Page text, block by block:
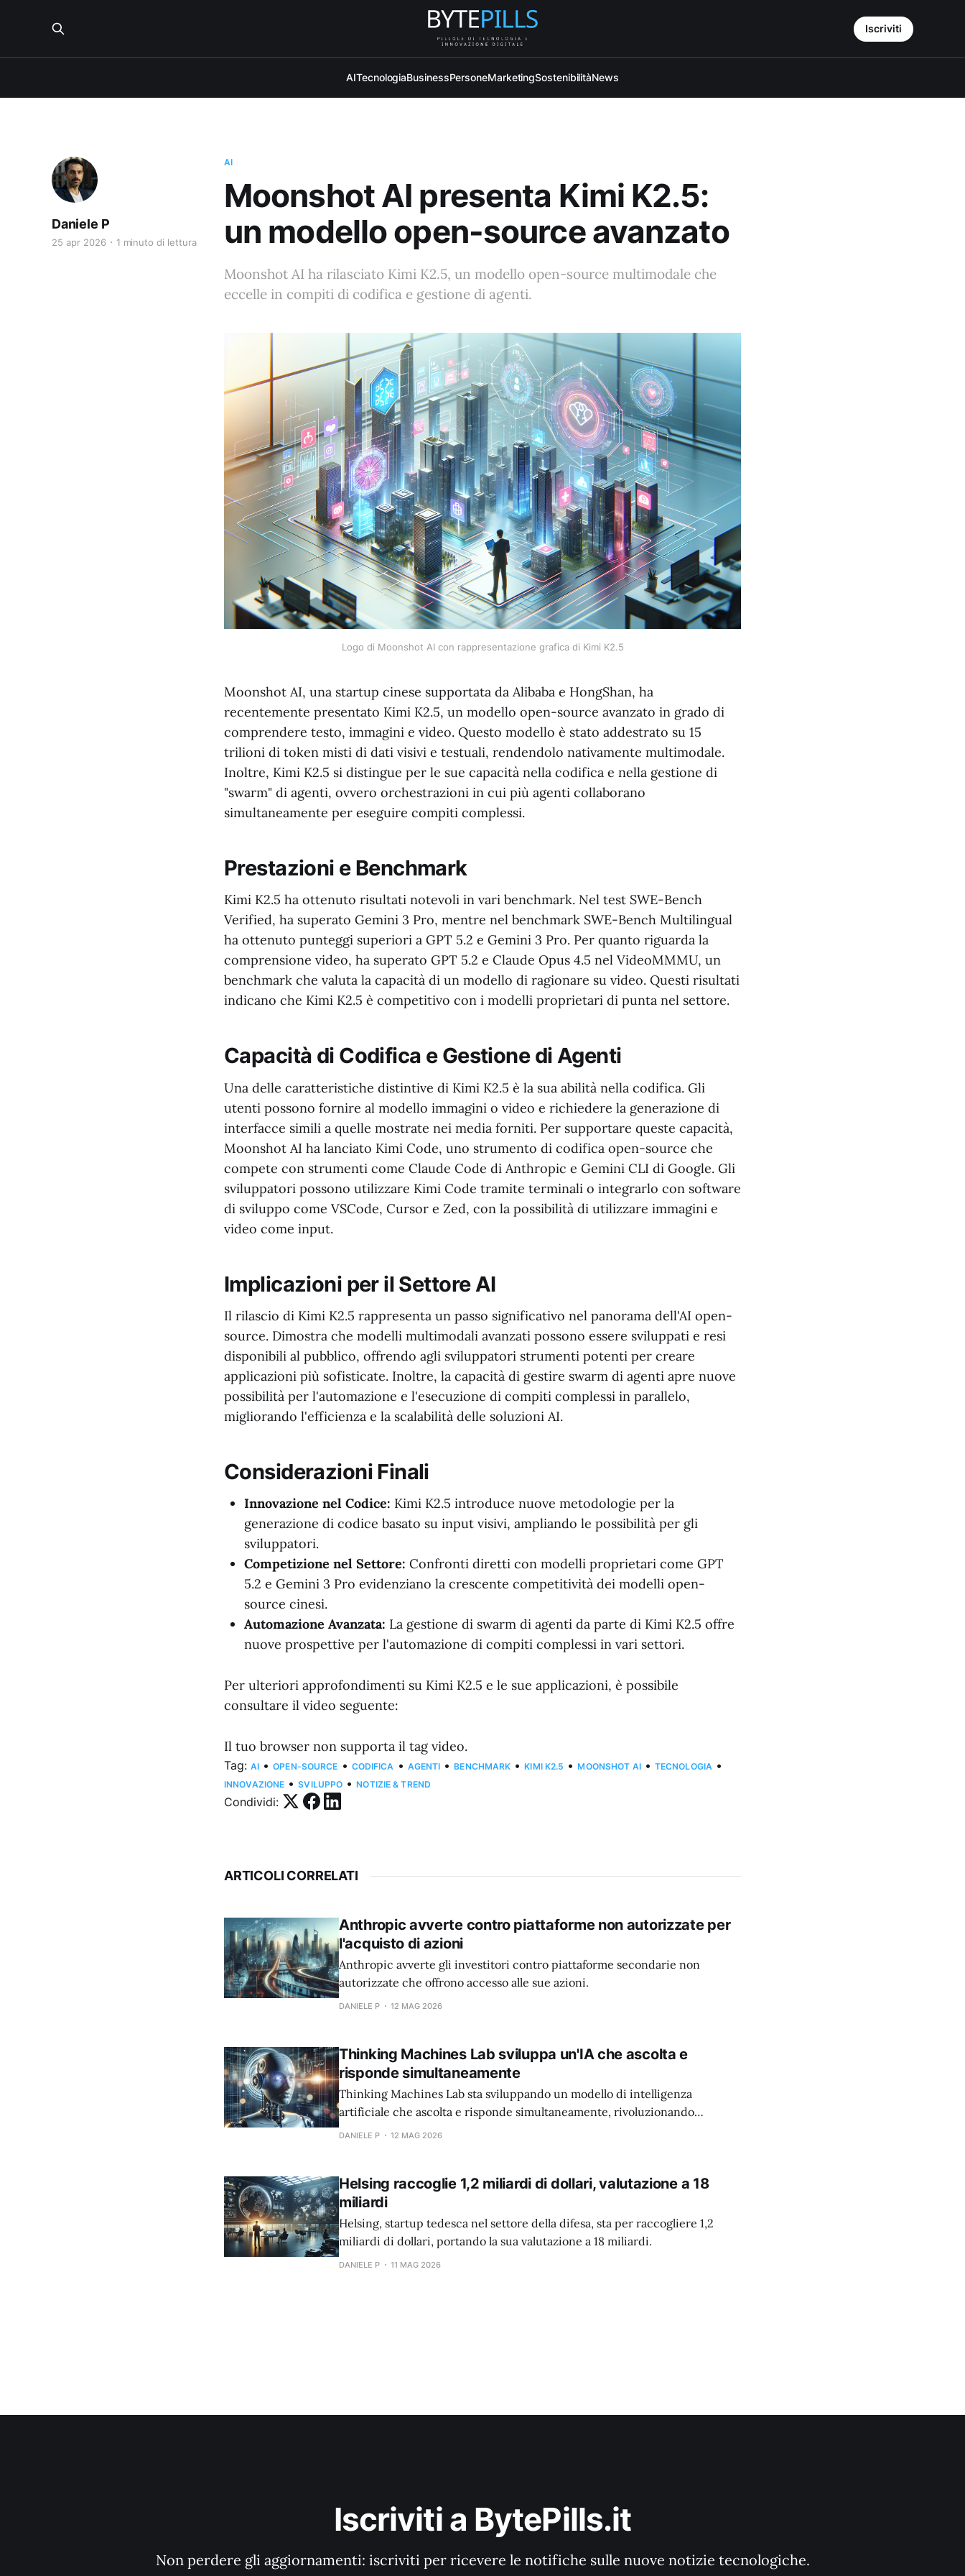
AITecnologiaBusinessPersoneMarketingSostenibilitàNews
Iscriviti
AI
Moonshot AI presenta Kimi K2.5:
un modello open-source avanzato
Moonshot AI ha rilasciato Kimi K2.5, un modello open-source multimodale che
eccelle in compiti di codifica e gestione di agenti.
Daniele P
25 apr 2026 1 minuto di lettura
Logo di Moonshot AI con rappresentazione grafica di Kimi K2.5
Moonshot AI, una startup cinese supportata da Alibaba e HongShan, ha
recentemente presentato Kimi K2.5, un modello open-source avanzato in grado di
comprendere testo, immagini e video. Questo modello è stato addestrato su 15
trilioni di token misti di dati visivi e testuali, rendendolo nativamente multimodale.
Inoltre, Kimi K2.5 si distingue per le sue capacità nella codifica e nella gestione di
"swarm" di agenti, ovvero orchestrazioni in cui più agenti collaborano
simultaneamente per eseguire compiti complessi.
Prestazioni e Benchmark
Kimi K2.5 ha ottenuto risultati notevoli in vari benchmark. Nel test SWE-Bench
Verified, ha superato Gemini 3 Pro, mentre nel benchmark SWE-Bench Multilingual
ha ottenuto punteggi superiori a GPT 5.2 e Gemini 3 Pro. Per quanto riguarda la
comprensione video, ha superato GPT 5.2 e Claude Opus 4.5 nel VideoMMMU, un
benchmark che valuta la capacità di un modello di ragionare su video. Questi risultati
indicano che Kimi K2.5 è competitivo con i modelli proprietari di punta nel settore.
Capacità di Codifica e Gestione di Agenti
Una delle caratteristiche distintive di Kimi K2.5 è la sua abilità nella codifica. Gli
utenti possono fornire al modello immagini o video e richiedere la generazione di
interfacce simili a quelle mostrate nei media forniti. Per supportare queste capacità,
Moonshot AI ha lanciato Kimi Code, uno strumento di codifica open-source che
compete con strumenti come Claude Code di Anthropic e Gemini CLI di Google. Gli
sviluppatori possono utilizzare Kimi Code tramite terminali o integrarlo con software
di sviluppo come VSCode, Cursor e Zed, con la possibilità di utilizzare immagini e
video come input.
Implicazioni per il Settore AI
Il rilascio di Kimi K2.5 rappresenta un passo significativo nel panorama dell'AI open-
source. Dimostra che modelli multimodali avanzati possono essere sviluppati e resi
disponibili al pubblico, offrendo agli sviluppatori strumenti potenti per creare
applicazioni più sofisticate. Inoltre, la capacità di gestire swarm di agenti apre nuove
possibilità per l'automazione e l'esecuzione di compiti complessi in parallelo,
migliorando l'efficienza e la scalabilità delle soluzioni AI.
Considerazioni Finali
Innovazione nel Codice: Kimi K2.5 introduce nuove metodologie per la
generazione di codice basato su input visivi, ampliando le possibilità per gli
sviluppatori.
Competizione nel Settore: Confronti diretti con modelli proprietari come GPT
5.2 e Gemini 3 Pro evidenziano la crescente competitività dei modelli open-
source cinesi.
Automazione Avanzata: La gestione di swarm di agenti da parte di Kimi K2.5 offre
nuove prospettive per l'automazione di compiti complessi in vari settori.
Per ulteriori approfondimenti su Kimi K2.5 e le sue applicazioni, è possibile
consultare il video seguente:
Il tuo browser non supporta il tag video.
Tag: AI • OPEN-SOURCE • CODIFICA • AGENTI • BENCHMARK • KIMI K2.5 • MOONSHOT AI • TECNOLOGIA •
INNOVAZIONE • SVILUPPO • NOTIZIE & TREND
Condividi:
ARTICOLI CORRELATI
Anthropic avverte contro piattaforme non autorizzate per
l'acquisto di azioni
Anthropic avverte gli investitori contro piattaforme secondarie non
autorizzate che offrono accesso alle sue azioni.
DANIELE P 12 MAG 2026
Thinking Machines Lab sviluppa un'IA che ascolta e
risponde simultaneamente
Thinking Machines Lab sta sviluppando un modello di intelligenza
artificiale che ascolta e risponde simultaneamente, rivoluzionando
l'interazione uomo-macchina.
DANIELE P 12 MAG 2026
Helsing raccoglie 1,2 miliardi di dollari, valutazione a 18
miliardi
Helsing, startup tedesca nel settore della difesa, sta per raccogliere 1,2
miliardi di dollari, portando la sua valutazione a 18 miliardi.
DANIELE P 11 MAG 2026
Iscriviti a BytePills.it
Non perdere gli aggiornamenti: iscriviti per ricevere le notifiche sulle nuove notizie tecnologiche.